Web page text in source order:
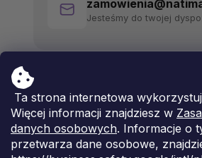
Ta strona internetowa
Więcej informacji znajdziesz w
danych osobowych. Informacje o
przetwarza dane osobowe,
Jesteśmy do twojej